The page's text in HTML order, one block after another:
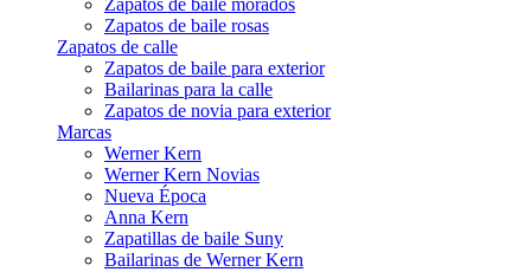
Zapatos de baile morados
Zapatos de baile rosas
Zapatos de calle
Zapatos de baile para exterior
Bailarinas para la calle
Zapatos de novia para exterior
Marcas
Werner Kern
Werner Kern Novias
Nueva Época
Anna Kern
Zapatillas de baile Suny
Bailarinas de Werner Kern